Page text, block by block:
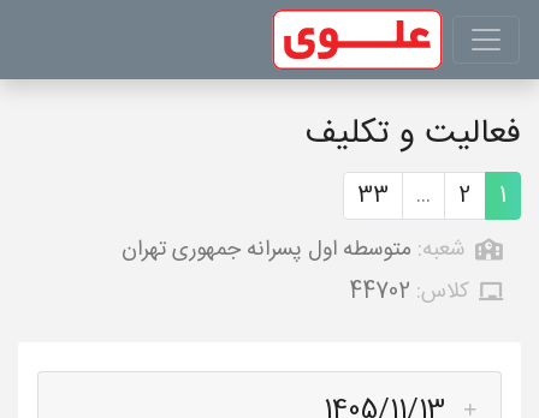
فعالیت و تکلیف
1
2
...
33
شعبه: متوسطه اول پسرانه جمهوری تهران
کلاس: 44702